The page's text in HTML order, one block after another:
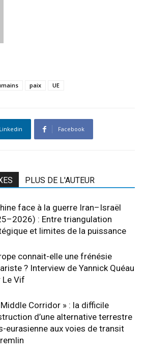
paix UE
Linkedin Facebook
PLUS DE L'AUTEUR
face à la guerre Iran–Israël
: Entre triangulation
et limites de la puissance
connait-elle une frénésie
? Interview de Yannick Quéau
Le Vif
Middle Corridor » : la difficile
d’une alternative terrestre
eurasienne aux voies de transit